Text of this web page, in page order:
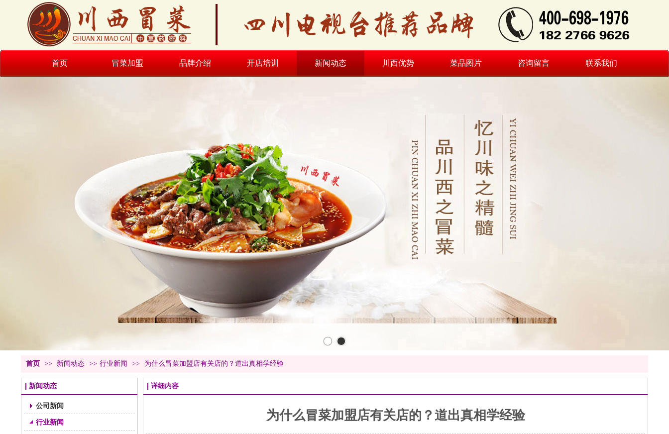
首页 冒菜加盟 品牌介绍 开店培训 新闻动态 川西优势 菜品图片 咨询留言 联系我们
首页 >> 新闻动态 >> 行业新闻 >> 为什么冒菜加盟店有关店的？道出真相学经验
新闻动态
公司新闻
行业新闻
详细内容
为什么冒菜加盟店有关店的？道出真相学经验